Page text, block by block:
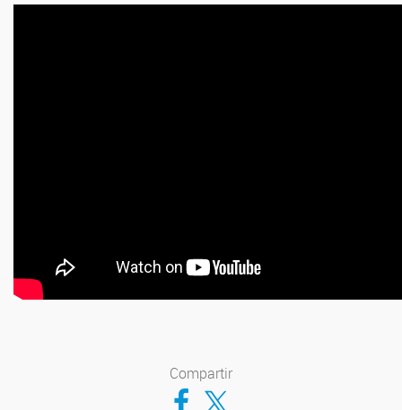
Compartir
Compartir en Facebook
Compartir en Twitter